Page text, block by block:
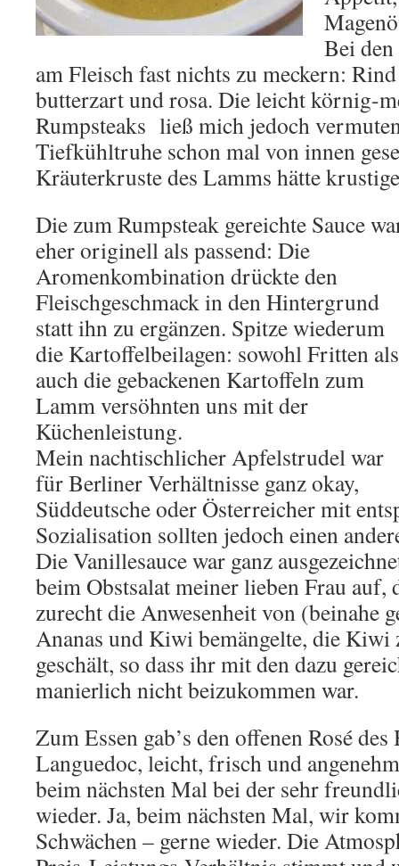
Bei den
am Fleisch fast nichts zu meckern:
butterzart und rosa. Die leicht körnig-
Rumpsteaks ließ mich jedoch
Tiefkühltruhe schon mal von innen
Kräuterkruste des Lamms hätte
Die zum Rumpsteak gereichte Sauce
eher originell als passend: Die
Aromenkombination drückte den
Fleischgeschmack in den Hintergrund
statt ihn zu ergänzen. Spitze wiederum
die Kartoffelbeilagen: sowohl Fritten als
auch die gebackenen Kartoffeln zum
Lamm versöhnten uns mit der
Küchenleistung.
Mein nachtischlicher Apfelstrudel war
für Berliner Verhältnisse ganz okay,
Süddeutsche oder Österreicher mit
Sozialisation sollten jedoch einen
Die Vanillesauce war ganz
beim Obstsalat meiner lieben Frau
zurecht die Anwesenheit von (beinahe
Ananas und Kiwi bemängelte, die Kiwi
geschält, so dass ihr mit den dazu
manierlich nicht beizukommen war.
Zum Essen gab’s den offenen Rosé des
Languedoc, leicht, frisch und
beim nächsten Mal bei der sehr
wieder. Ja, beim nächsten Mal, wir
Schwächen – gerne wieder. Die